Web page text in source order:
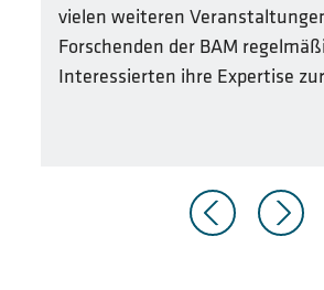
vielen weiteren
Forschenden der BAM
Interessierten ihre Expertise